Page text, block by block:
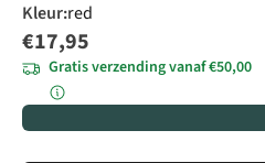
Kleur:red
€17,95
Gratis verzending vanaf €50,00